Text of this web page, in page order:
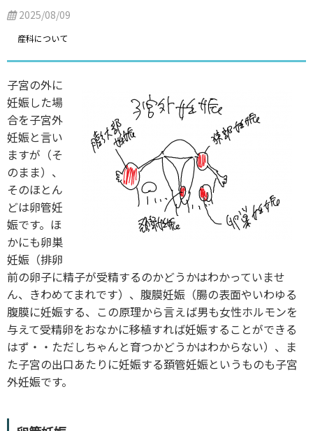
2025/08/09
産科について
子宮の外に
妊娠した場
合を子宮外
妊娠と言い
ますが（そ
のまま）、
そのほとん
どは卵管妊
娠です。ほ
かにも卵巣
妊娠（排卵
前の卵子に精子が受精するのかどうかはわかっていませ
ん、きわめてまれです）、腹膜妊娠（腸の表面やいわゆる
腹膜に妊娠する、この原理から言えば男も女性ホルモンを
与えて受精卵をおなかに移植すれば妊娠することができる
はず・・ただしちゃんと育つかどうかはわからない）、ま
た子宮の出口あたりに妊娠する頚管妊娠というものも子宮
外妊娠です。